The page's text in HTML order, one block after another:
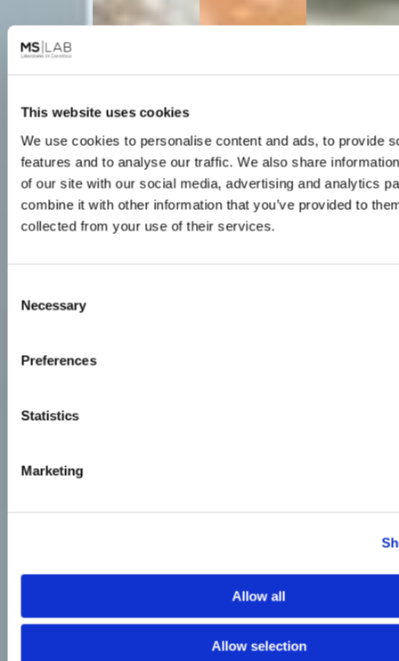
This website uses cookies
We use cookies to personalise content and ads, to provide
features and to analyse our traffic. We also share
of our site with our social media, advertising and analytics
combine it with other information that you’ve provided to
collected from your use of their services.
Selection
Necessary
Preferences
Statistics
Marketing
Allow all
Allow selection